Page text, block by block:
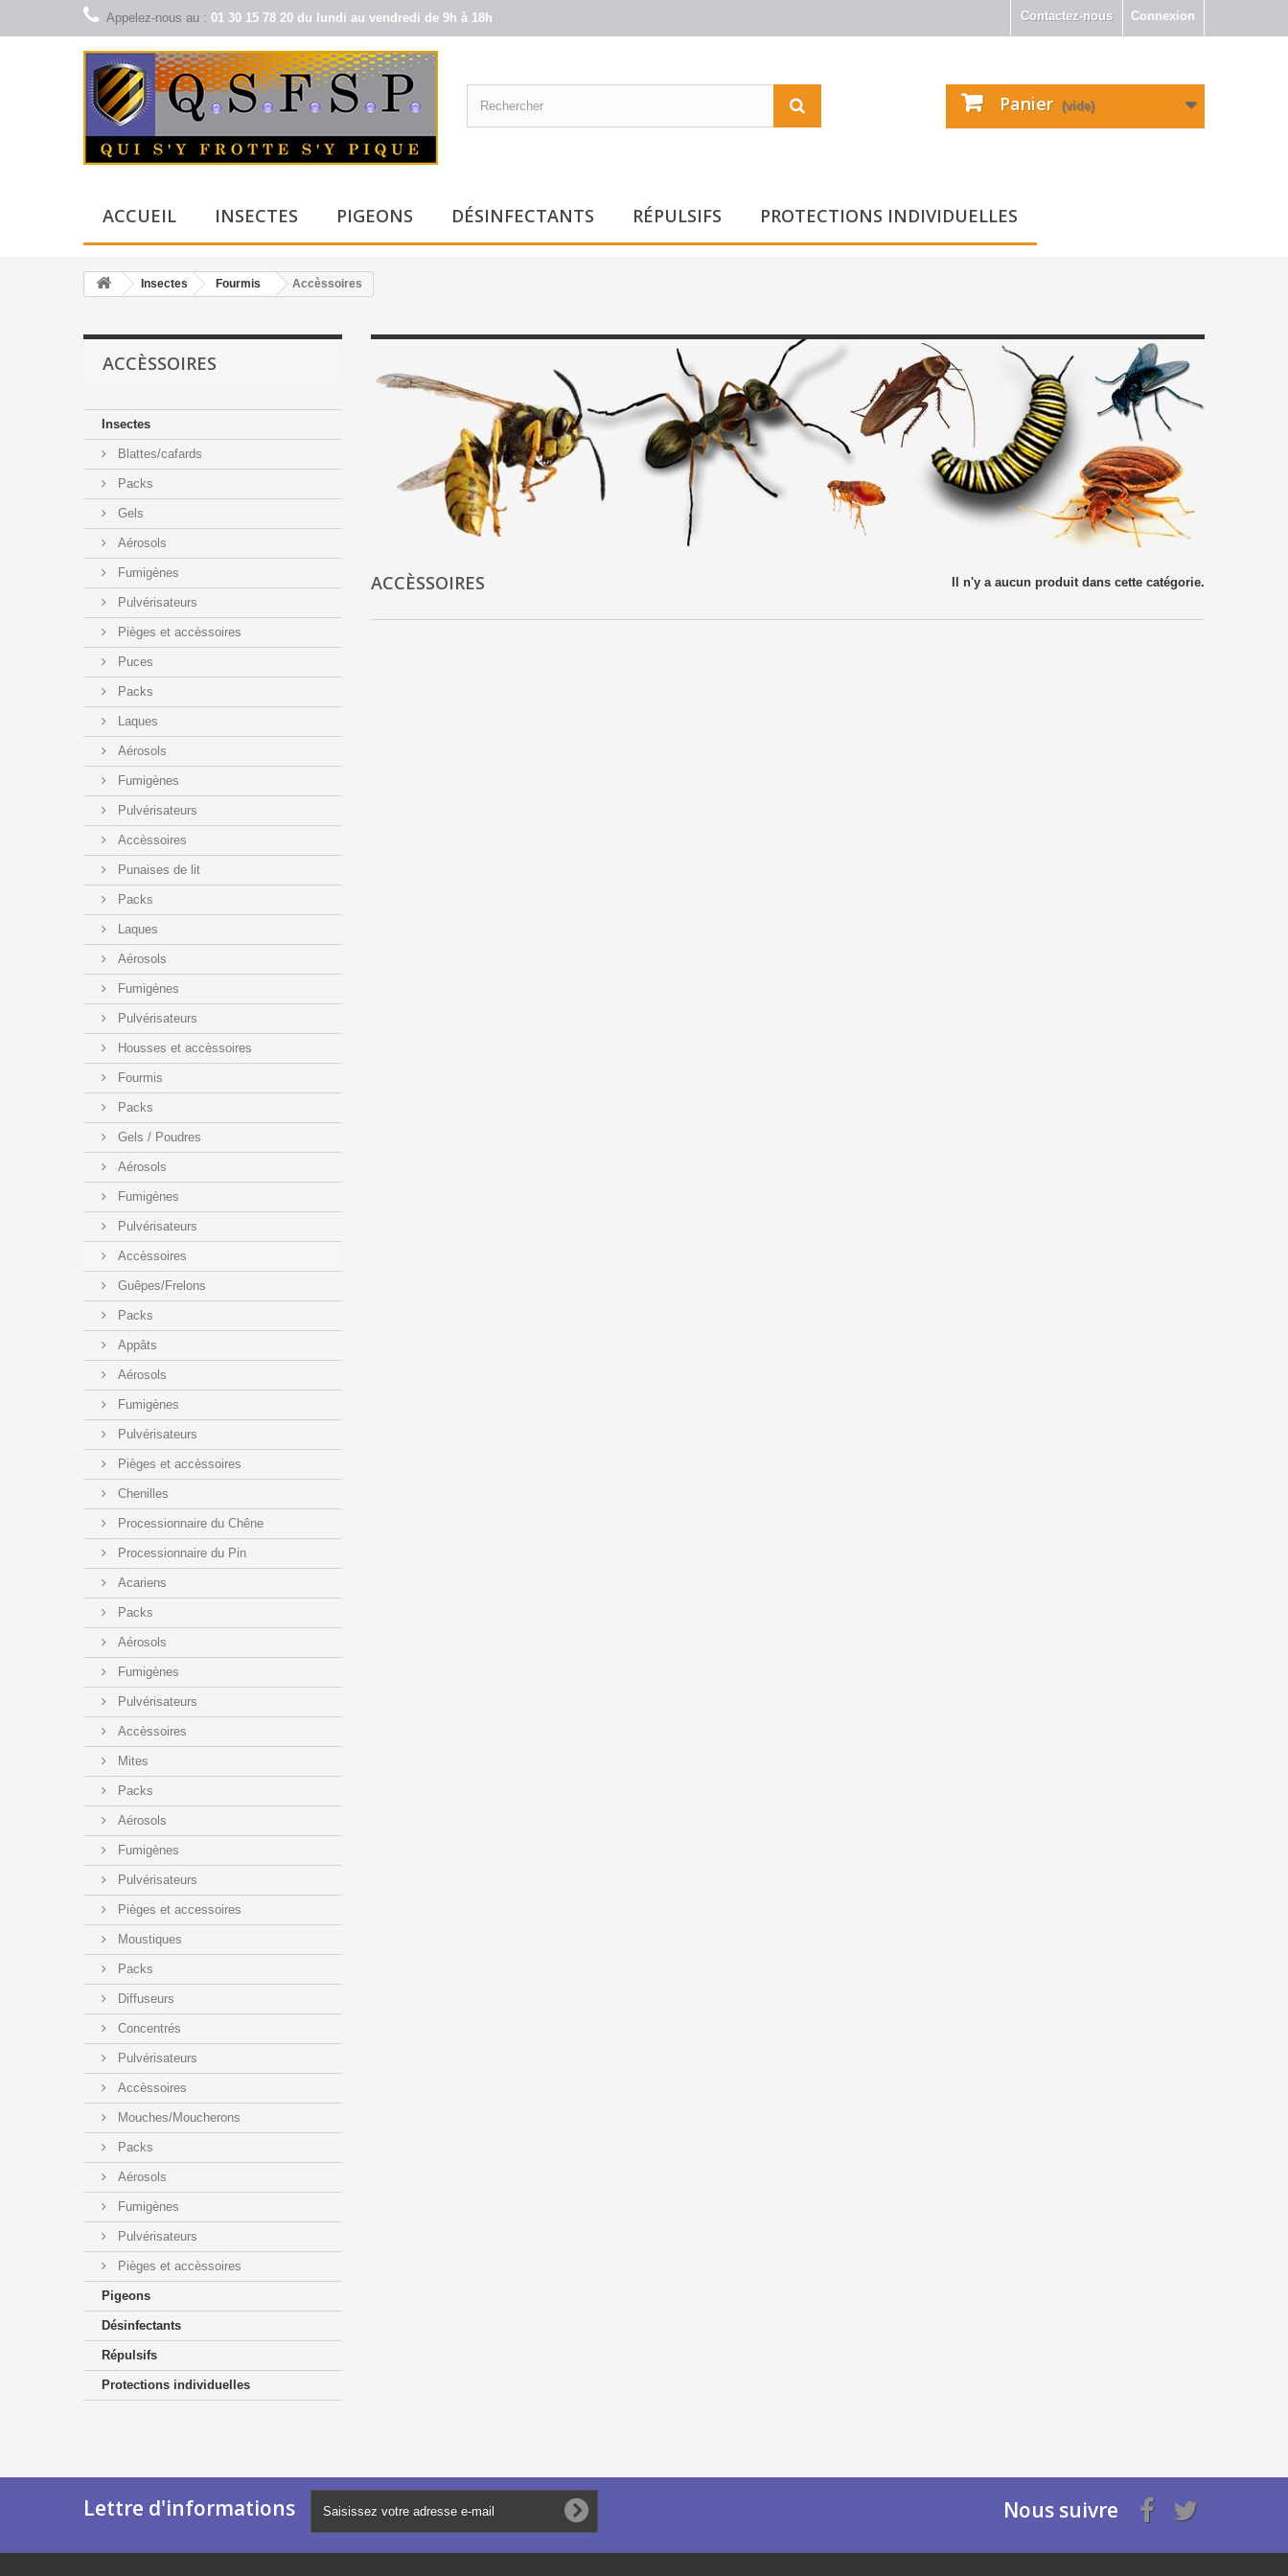
Connexion
Contactez-nous
Appelez-nous au : 01 30 15 78 20 du lundi au vendredi de 9h à 18h
Panier (vide)
ACCUEIL INSECTES PIGEONS DÉSINFECTANTS RÉPULSIFS PROTECTIONS INDIVIDUELLES
Insectes Fourmis Accèssoires
ACCÈSSOIRES
Insectes
Blattes/cafards
Packs
Gels
Aérosols
Fumigènes
Pulvérisateurs
Pièges et accèssoires
Puces
Packs
Laques
Aérosols
Fumigènes
Pulvérisateurs
Accèssoires
Punaises de lit
Packs
Laques
Aérosols
Fumigènes
Pulvérisateurs
Housses et accèssoires
Fourmis
Packs
Gels / Poudres
Aérosols
Fumigènes
Pulvérisateurs
Accèssoires
Guêpes/Frelons
Packs
Appâts
Aérosols
Fumigènes
Pulvérisateurs
Pièges et accèssoires
Chenilles
Processionnaire du Chêne
Processionnaire du Pin
Acariens
Packs
Aérosols
Fumigènes
Pulvérisateurs
Accèssoires
Mites
Packs
Aérosols
Fumigènes
Pulvérisateurs
Pièges et accessoires
Moustiques
Packs
Diffuseurs
Concentrés
Pulvérisateurs
Accèssoires
Mouches/Moucherons
Packs
Aérosols
Fumigènes
Pulvérisateurs
Pièges et accèssoires
Pigeons
Désinfectants
Répulsifs
Protections individuelles
ACCÈSSOIRES Il n'y a aucun produit dans cette catégorie.
Lettre d'informations Nous suivre